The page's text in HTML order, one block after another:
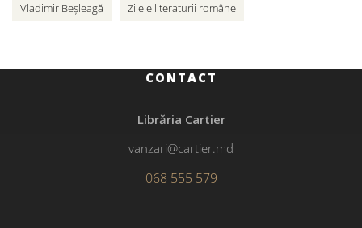
Vladimir Beșleagă Zilele literaturii române
CONTACT
Librăria Cartier
vanzari@cartier.md
068 555 579